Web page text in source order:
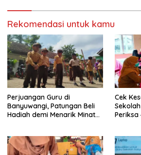
Rekomendasi untuk kamu
Perjuangan Guru di
Banyuwangi, Patungan Beli
Hadiah demi Menarik Minat
Cek
Periksa